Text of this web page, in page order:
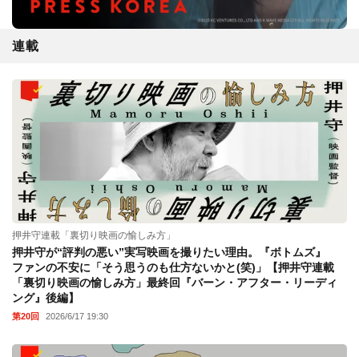
連載
押井守連載「裏切り映画の愉しみ方」
押井守が“評判の悪い”実写映画を撮りたい理由。『ボトムズ』
ファンの不安に「そう思うのも仕方ないかと(笑)」【押井守連載
「裏切り映画の愉しみ方」最終回『バーン・アフター・リーディ
ング』後編】
第20回 2026/6/17 19:30